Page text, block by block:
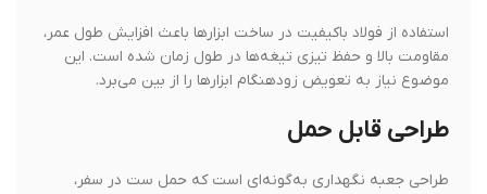
استفاده از فولاد باکیفیت در ساخت ابزارها باعث افزایش طول عمر،
مقاومت بالا و حفظ تیزی تیغه‌ها در طول زمان شده است. این
موضوع نیاز به تعویض زودهنگام ابزارها را از بین می‌برد.
طراحی قابل حمل
طراحی جعبه نگهداری به‌گونه‌ای است که حمل ست در سفر،